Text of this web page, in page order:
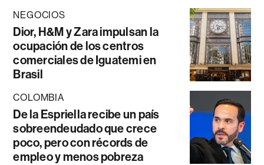
NEGOCIOS
Dior, H&M y Zara impulsan la
ocupación de los centros
comerciales de Iguatemi en
Brasil
COLOMBIA
De la Espriella recibe un país
sobreendeudado que crece
poco, pero con récords de
empleo y menos pobreza